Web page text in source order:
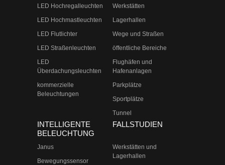
LED Hochregalleuchten
LED Hochmastleuchten
LED Flutlichter
LED Straßenleuchten
LED
Überdachungsleuchten
kommerzielle
Beleuchtungen
Werkstätten
Lagerhallen
Wege und Straßen
öffentliche Bereiche
Flughäfen und
Hafenanlagen
Parkplätze
Sportplätze
Tunnel
INTELLIGENTE
BELEUCHTUNG
Janus
Bewegungssensor
FALLSTUDIEN
Werkstätten und
Lagerhallen